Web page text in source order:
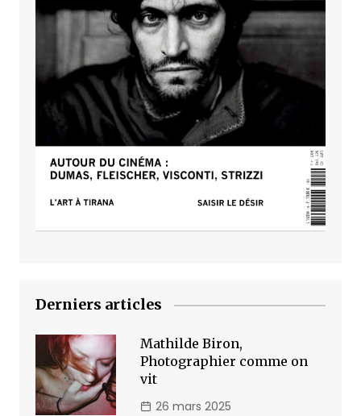
Derniers articles
Mathilde Biron,
Photographier comme on
vit
26 mars 2025